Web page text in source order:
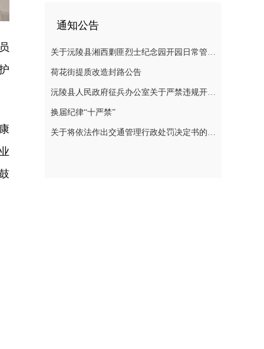
通知公告
关于沅陵县湘西剿匪烈士纪念园开园日常管理规定（草案）公开征求意见的公告
荷花街提质改造封路公告
沅陵县人民政府征兵办公室关于严禁违规开展 涉征兵商业化培训的公告
换届纪律“十严禁”
关于将依法作出交通管理行政处罚决定书的公告